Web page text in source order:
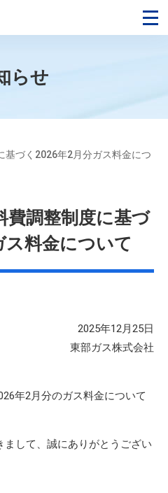
らせ
基づく2026年2月分ガス料金につ
費調整制度に基づ
ス料金について
2025年12月25日
東部ガス株式会社
年2月分のガス料金について
まして、誠にありがとうござい